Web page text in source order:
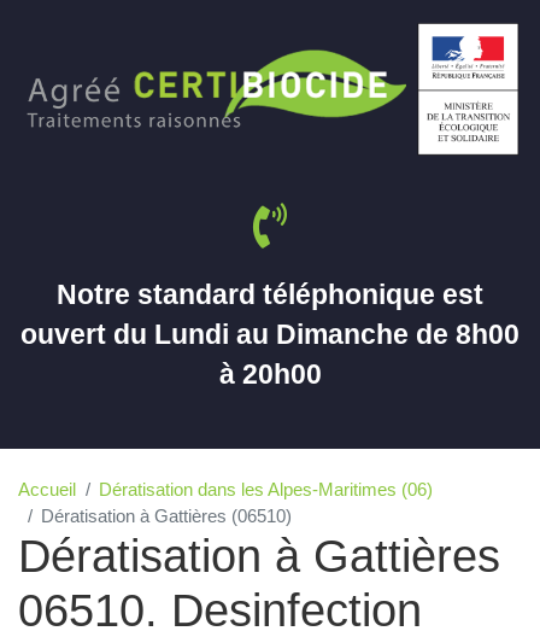
Notre standard téléphonique est
ouvert du Lundi au Dimanche de 8h00
à 20h00
Accueil
Dératisation dans les Alpes-Maritimes (06)
Dératisation à Gattières (06510)
Dératisation à Gattières
06510. Desinfection